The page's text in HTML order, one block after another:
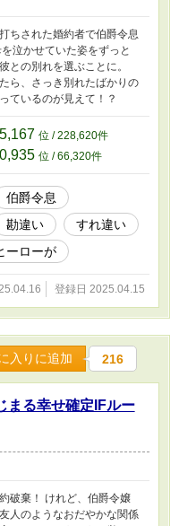
ちされた婚約者で伯爵令息
泣かせていた姿をずっと
との別れを選ぶことに。
ら、さっき別れたばかりの
ているのが見えて！？
位 / 228,620件
位 / 66,320件
伯爵令息
勘違い
すれ違い
ーローが
登録日 2025.04.15
入りに追加 216
まる幸せ確定IFルー
破棄！ けれど、伯爵令嬢
人のようなおだやかな関係